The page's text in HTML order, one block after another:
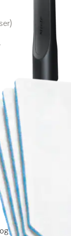
ren luft i rommet.